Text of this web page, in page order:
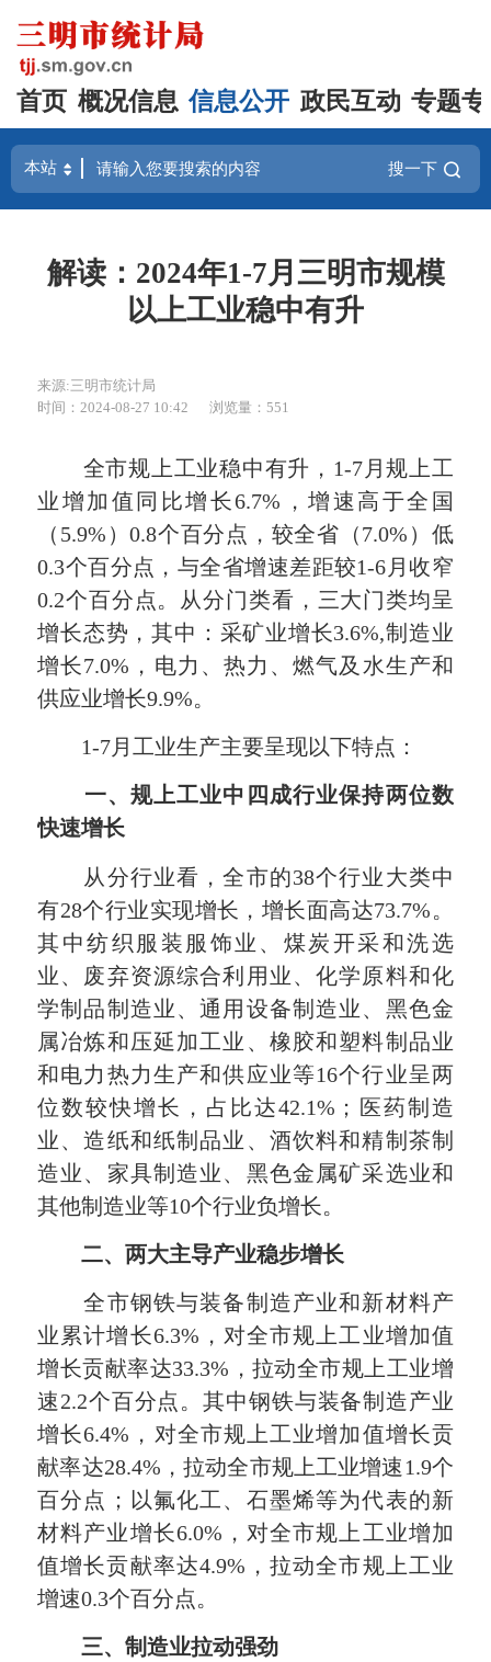
首页 概况信息 信息公开 政民互动 专题
搜一下
解读：2024年1-7月三明市规模
以上工业稳中有升
来源:三明市统计局
时间：2024-08-27 10:42
浏览量：551
全市规上工业稳中有升，1-7月规上工
业增加值同比增长6.7%，增速高于全国
（5.9%）0.8个百分点，较全省（7.0%）低
0.3个百分点，与全省增速差距较1-6月收窄
0.2个百分点。从分门类看，三大门类均呈
增长态势，其中：采矿业增长3.6%,制造业
增长7.0%，电力、热力、燃气及水生产和
供应业增长9.9%。
1-7月工业生产主要呈现以下特点：
一、规上工业中四成行业保持两位数
快速增长
从分行业看，全市的38个行业大类中
有28个行业实现增长，增长面高达73.7%。
其中纺织服装服饰业、煤炭开采和洗选
业、废弃资源综合利用业、化学原料和化
学制品制造业、通用设备制造业、黑色金
属冶炼和压延加工业、橡胶和塑料制品业
和电力热力生产和供应业等16个行业呈两
位数较快增长，占比达42.1%；医药制造
业、造纸和纸制品业、酒饮料和精制茶制
造业、家具制造业、黑色金属矿采选业和
其他制造业等10个行业负增长。
二、两大主导产业稳步增长
全市钢铁与装备制造产业和新材料产
业累计增长6.3%，对全市规上工业增加值
增长贡献率达33.3%，拉动全市规上工业增
速2.2个百分点。其中钢铁与装备制造产业
增长6.4%，对全市规上工业增加值增长贡
献率达28.4%，拉动全市规上工业增速1.9个
百分点；以氟化工、石墨烯等为代表的新
材料产业增长6.0%，对全市规上工业增加
值增长贡献率达4.9%，拉动全市规上工业
增速0.3个百分点。
三、制造业拉动强劲